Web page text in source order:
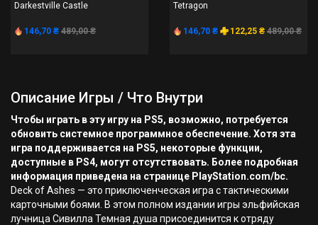
Darkestville Castle
146,70 ₴ 489,00 ₴
Tetragon
146,70 ₴ 122,25 ₴ 489,00 ₴
Описание Игры / Что Внутри
Чтобы играть в эту игру на PS5, возможно, потребуется
обновить системное программное обеспечение. Хотя эта
игра поддерживается на PS5, некоторые функции,
доступные в PS4, могут отсутствовать. Более подробная
информация приведена на странице PlayStation.com/bc.
Deck of Ashes — это приключенческая игра с тактическими
карточными боями. В этом полном издании игры эльфийская
лучница Сивилла Темная душа присоединится к отряду